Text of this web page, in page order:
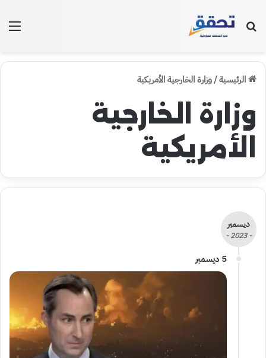
بحث عن
الرئيسية/وزارة الخارجية الأمريكية
وزارة الخارجية
الأمريكية
ديسمبر
- 2023 -
5 ديسمبر